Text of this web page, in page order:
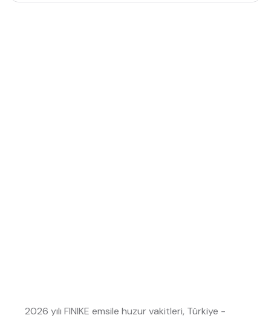
2026 yılı FINIKE emsile huzur vakitleri, Türkiye -